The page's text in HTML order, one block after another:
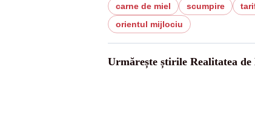
carne de miel scumpire
orientul mijlociu
Urmărește știrile Realitatea de